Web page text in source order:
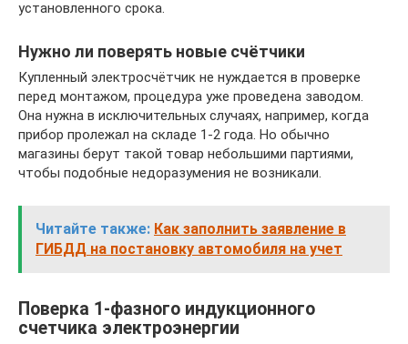
установленного срока.
Нужно ли поверять новые счётчики
Купленный электросчётчик не нуждается в проверке
перед монтажом, процедура уже проведена заводом.
Она нужна в исключительных случаях, например, когда
прибор пролежал на складе 1-2 года. Но обычно
магазины берут такой товар небольшими партиями,
чтобы подобные недоразумения не возникали.
Читайте также: Как заполнить заявление в
ГИБДД на постановку автомобиля на учет
Поверка 1-фазного индукционного
счетчика электроэнергии